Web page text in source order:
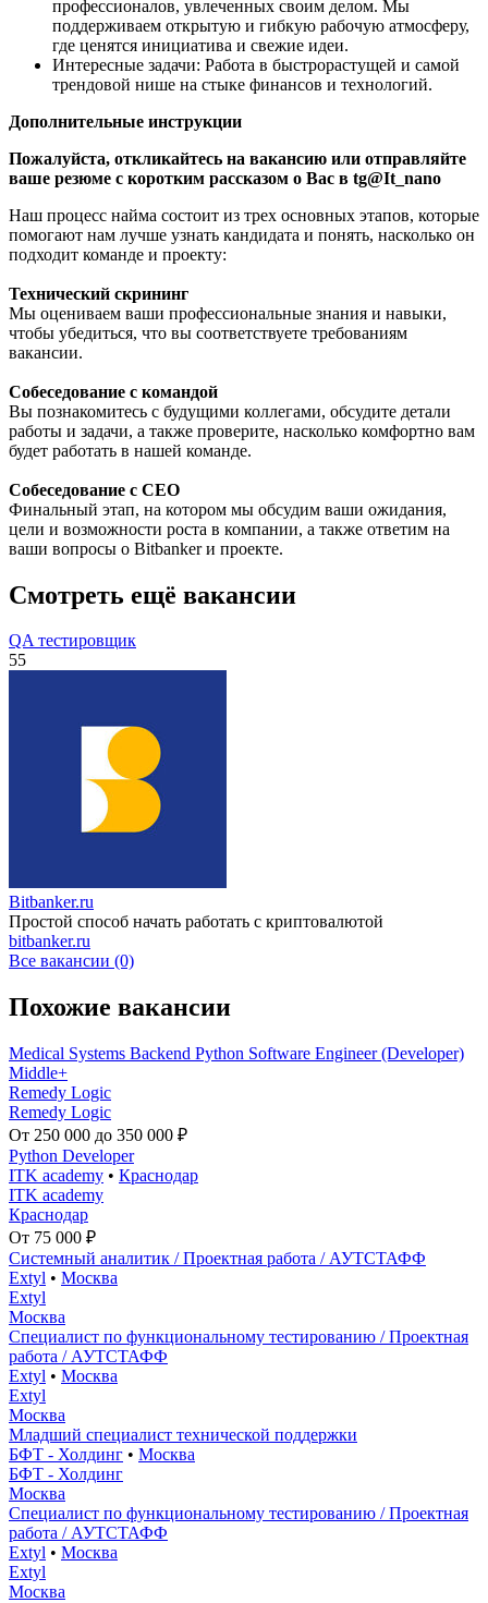
профессионалов, увлеченных своим делом. Мы
поддерживаем открытую и гибкую рабочую атмосферу,
где ценятся инициатива и свежие идеи.
Интересные задачи: Работа в быстрорастущей и самой
трендовой нише на стыке финансов и технологий.
Дополнительные инструкции
Пожалуйста, откликайтесь на вакансию или отправляйте
ваше резюме с коротким рассказом о Вас в tg@It_nano
Наш процесс найма состоит из трех основных этапов, которые
помогают нам лучше узнать кандидата и понять, насколько он
подходит команде и проекту:
Технический скрининг
Мы оцениваем ваши профессиональные знания и навыки,
чтобы убедиться, что вы соответствуете требованиям
вакансии.
Собеседование с командой
Вы познакомитесь с будущими коллегами, обсудите детали
работы и задачи, а также проверите, насколько комфортно вам
будет работать в нашей команде.
Собеседование с CEO
Финальный этап, на котором мы обсудим ваши ожидания,
цели и возможности роста в компании, а также ответим на
ваши вопросы о Bitbanker и проекте.
Смотреть ещё вакансии
QA тестировщик
55
Bitbanker.ru
Простой способ начать работать с криптовалютой
bitbanker.ru
Все вакансии (0)
Похожие вакансии
Medical Systems Backend Python Software Engineer (Developer)
Middle+
Remedy Logic
Remedy Logic
От 250 000 до 350 000 ₽
Python Developer
ITK academy • Краснодар
ITK academy
Краснодар
От 75 000 ₽
Системный аналитик / Проектная работа / АУТСТАФФ
Extyl • Москва
Extyl
Москва
Специалист по функциональному тестированию / Проектная
работа / АУТСТАФФ
Extyl • Москва
Extyl
Москва
Младший специалист технической поддержки
БФТ - Холдинг • Москва
БФТ - Холдинг
Москва
Специалист по функциональному тестированию / Проектная
работа / АУТСТАФФ
Extyl • Москва
Extyl
Москва